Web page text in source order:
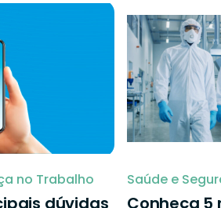
no Trabalho
dúvidas
Saúde e
Conheça 5